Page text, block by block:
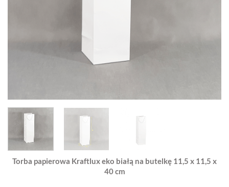
Torba papierowa Kraftlux eko białą na butelkę 11,5 x 11,5 x
40 cm